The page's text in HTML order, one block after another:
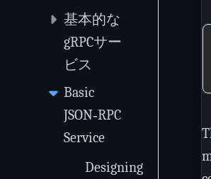
基本的な
gRPCサー
ビス
Basic
JSON‑RPC
Service
Designing